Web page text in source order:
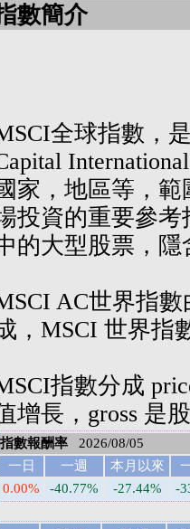
數簡介
全球指數，
家，地區等，
投資的重要參
的大型股票，
AC世界指
，MSCI 世界指
指數分成
增長，gross 是
指數報酬率 2026/08/05
一日
一週 本月以來
0.00%
-40.77% -27.44% -